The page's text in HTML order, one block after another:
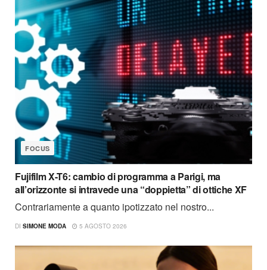
FOCUS
Fujifilm X-T6: cambio di programma a Parigi, ma
all’orizzonte si intravede una “doppietta” di ottiche XF
Contrariamente a quanto ipotizzato nel nostro...
DI SIMONE MODA 5 AGOSTO 2026